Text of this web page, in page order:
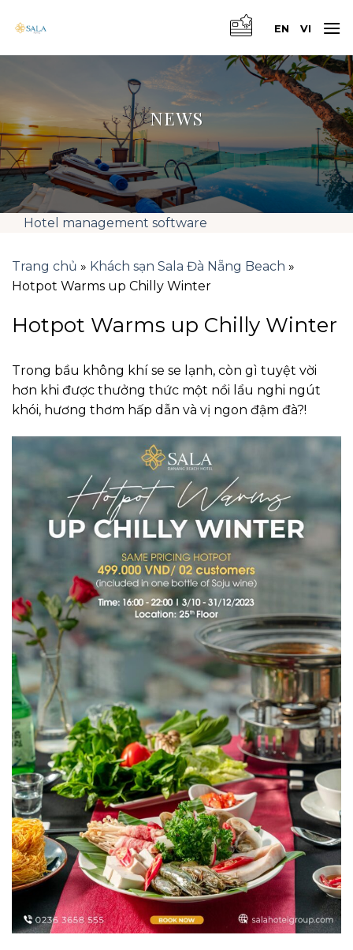
EN VI
NEWS
Hotel management software
Trang chủ » Khách sạn Sala Đà Nẵng Beach »
Hotpot Warms up Chilly Winter
Hotpot Warms up Chilly Winter
Trong bầu không khí se se lạnh, còn gì tuyệt vời
hơn khi được thưởng thức một nồi lẩu nghi ngút
khói, hương thơm hấp dẫn và vị ngon đậm đà?!